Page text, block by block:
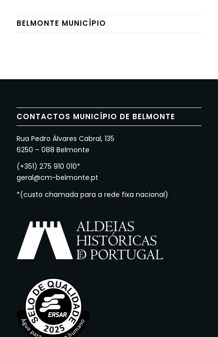
BELMONTE MUNICÍPIO
CONTACTOS MUNICÍPIO DE BELMONTE
Rua Pedro Álvares Cabral, 135
6250 – 088 Belmonte
(+351) 275 910 010*
geral@cm-belmonte.pt
*(custo chamada para a rede fixa nacional)